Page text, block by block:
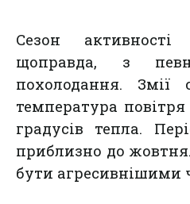
Сезон
щоправда, з
похолодання.
температура
градусів тепла.
приблизно до
бути агресивнішими